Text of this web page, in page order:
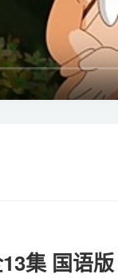
集 国语